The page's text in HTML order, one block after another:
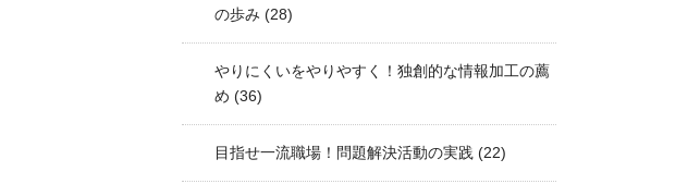
の歩み (28)
やりにくいをやりやすく！独創的な情報加工の薦
め (36)
目指せ一流職場！問題解決活動の実践 (22)